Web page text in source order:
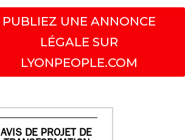
PUBLIEZ UNE ANNONCE
LÉGALE SUR
LYONPEOPLE.COM
AVIS DE PROJET DE